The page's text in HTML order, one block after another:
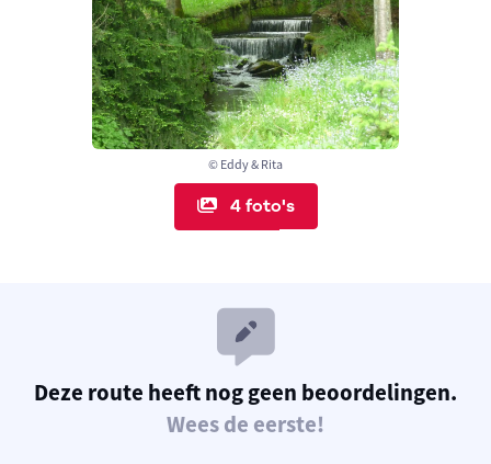
© Eddy & Rita
4 foto's
Deze route heeft nog geen beoordelingen.
Wees de eerste!